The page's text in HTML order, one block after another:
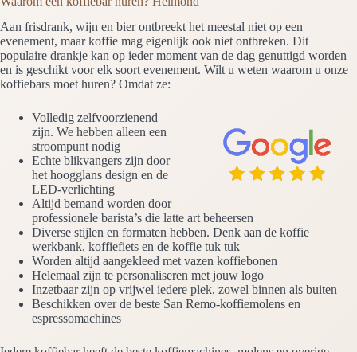
Aan frisdrank, wijn en bier ontbreekt het meestal niet op een
evenement, maar koffie mag eigenlijk ook niet ontbreken. Dit
populaire drankje kan op ieder moment van de dag genuttigd worden
en is geschikt voor elk soort evenement. Wilt u weten waarom u onze
koffiebars moet huren? Omdat ze:
Volledig zelfvoorzienend
zijn. We hebben alleen een
stroompunt nodig
Echte blikvangers zijn door
het hoogglans design en de
LED-verlichting
Altijd bemand worden door
professionele barista’s die latte art beheersen
Diverse stijlen en formaten hebben. Denk aan de koffie
werkbank, koffiefiets en de koffie tuk tuk
Worden altijd aangekleed met vazen koffiebonen
Helemaal zijn te personaliseren met jouw logo
Inzetbaar zijn op vrijwel iedere plek, zowel binnen als buiten
Beschikken over de beste San Remo-koffiemolens en
espressomachines